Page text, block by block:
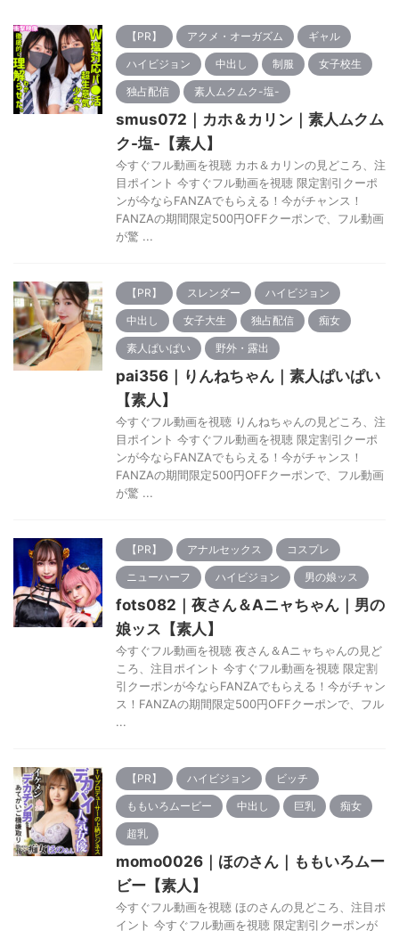
【PR】 アクメ・オーガズム ギャル
ハイビジョン 中出し 制服 女子校生
独占配信 素人ムクムク-塩-
smus072｜カホ＆カリン｜素人ムクム
ク-塩-【素人】
今すぐフル動画を視聴 カホ＆カリンの見どころ、注
目ポイント 今すぐフル動画を視聴 限定割引クーポ
ンが今ならFANZAでもらえる！今がチャンス！
FANZAの期間限定500円OFFクーポンで、フル動画
が驚 ...
【PR】 スレンダー ハイビジョン
中出し 女子大生 独占配信 痴女
素人ぱいぱい 野外・露出
pai356｜りんねちゃん｜素人ぱいぱい
【素人】
今すぐフル動画を視聴 りんねちゃんの見どころ、注
目ポイント 今すぐフル動画を視聴 限定割引クーポ
ンが今ならFANZAでもらえる！今がチャンス！
FANZAの期間限定500円OFFクーポンで、フル動画
が驚 ...
【PR】 アナルセックス コスプレ
ニューハーフ ハイビジョン 男の娘ッス
fots082｜夜さん＆Aニャちゃん｜男の
娘ッス【素人】
今すぐフル動画を視聴 夜さん＆Aニャちゃんの見ど
ころ、注目ポイント 今すぐフル動画を視聴 限定割
引クーポンが今ならFANZAでもらえる！今がチャン
ス！FANZAの期間限定500円OFFクーポンで、フル
...
【PR】 ハイビジョン ビッチ
ももいろムービー 中出し 巨乳 痴女
超乳
momo0026｜ほのさん｜ももいろムー
ビー【素人】
今すぐフル動画を視聴 ほのさんの見どころ、注目ポ
イント 今すぐフル動画を視聴 限定割引クーポンが